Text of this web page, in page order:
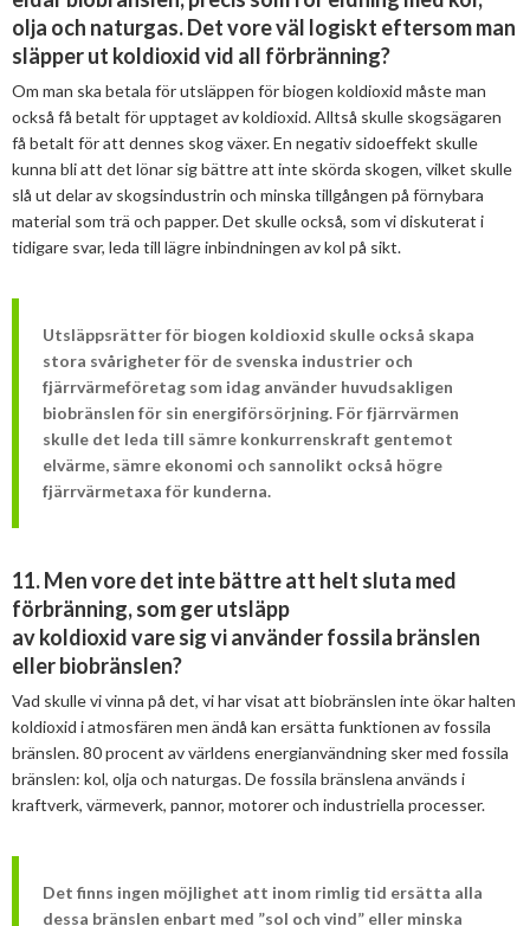
olja och naturgas. Det vore väl logiskt eftersom man
släpper ut koldioxid vid all förbränning?
Om man ska betala för utsläppen för biogen koldioxid måste man
också få betalt för upptaget av koldioxid. Alltså skulle skogsägaren
få betalt för att dennes skog växer. En negativ sidoeffekt skulle
kunna bli att det lönar sig bättre att inte skörda skogen, vilket skulle
slå ut delar av skogsindustrin och minska tillgången på förnybara
material som trä och papper. Det skulle också, som vi diskuterat i
tidigare svar, leda till lägre inbindningen av kol på sikt.
Utsläppsrätter för biogen koldioxid skulle också skapa
stora svårigheter för de svenska industrier och
fjärrvärmeföretag som idag använder huvudsakligen
biobränslen för sin energiförsörjning. För fjärrvärmen
skulle det leda till sämre konkurrenskraft gentemot
elvärme, sämre ekonomi och sannolikt också högre
fjärrvärmetaxa för kunderna.
11. Men vore det inte bättre att helt sluta med
förbränning, som ger utsläpp
av koldioxid vare sig vi använder fossila bränslen
eller biobränslen?
Vad skulle vi vinna på det, vi har visat att biobränslen inte ökar halten
koldioxid i atmosfären men ändå kan ersätta funktionen av fossila
bränslen. 80 procent av världens energianvändning sker med fossila
bränslen: kol, olja och naturgas. De fossila bränslena används i
kraftverk, värmeverk, pannor, motorer och industriella processer.
Det finns ingen möjlighet att inom rimlig tid ersätta alla
dessa bränslen enbart med ”sol och vind” eller minska